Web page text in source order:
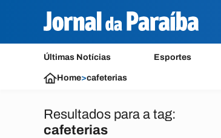
Últimas Notícias Esportes
Home>cafeterias
Resultados para a tag:
cafeterias